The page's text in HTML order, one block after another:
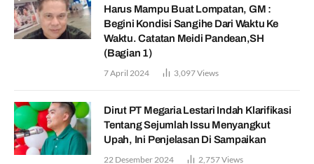
Harus Mampu Buat Lompatan, GM :
Begini Kondisi Sangihe Dari Waktu Ke
Waktu. Catatan Meidi Pandean,SH
(Bagian 1)
7 April 2024 3,097Views
Dirut PT Megaria Lestari Indah Klarifikasi
Tentang Sejumlah Issu Menyangkut
Upah, Ini Penjelasan Di Sampaikan
22 Desember 2024 2,757Views